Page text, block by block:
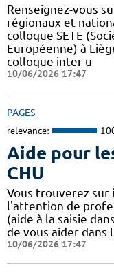
Renseignez-vous
régionaux et
colloque SETE
Européenne) à
colloque inter-u
10/06/2026 17:47
PAGES
relevance:
Aide pour
CHU
Vous trouverez sur
l'attention de
(aide à la saisie
de vous aider dans
10/06/2026 17:47